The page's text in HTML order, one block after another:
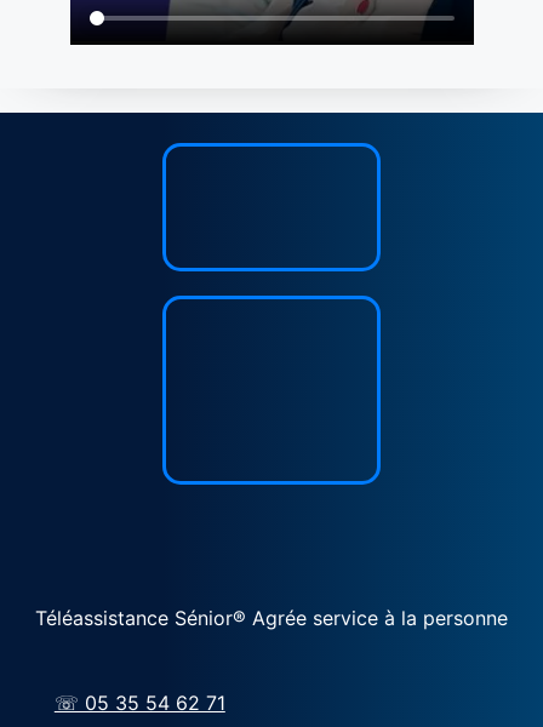
Téléassistance Sénior® Agrée service à la personne
☏ 05 35 54 62 71